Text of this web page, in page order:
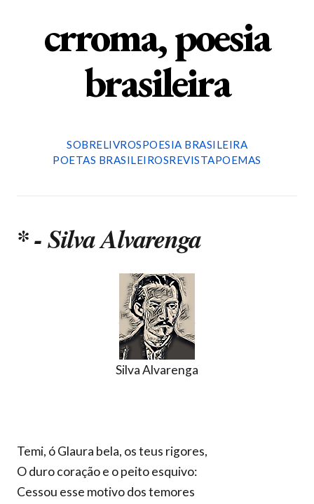
crroma, poesia
brasileira
SOBRELIVROSPOESIA BRASILEIRA
POETAS BRASILEIROSREVISTAPOEMAS
* - Silva Alvarenga
Silva Alvarenga
Temi, ó Glaura bela, os teus rigores,
O duro coração e o peito esquivo:
Cessou esse motivo dos temores